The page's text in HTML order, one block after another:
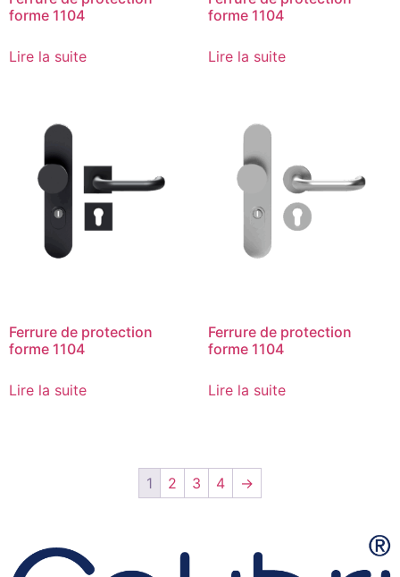
forme 1104
Lire la suite
forme 1104
Lire la suite
Ferrure de protection
forme 1104
Lire la suite
Ferrure de protection
forme 1104
Lire la suite
1 2 3 4 →